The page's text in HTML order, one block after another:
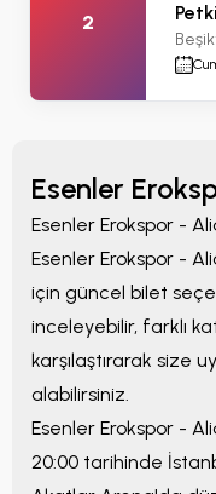
2
Esenler
Esenler Erokspor -
Esenler Erokspor -
için güncel bilet
inceleyebilir, farklı
karşılaştırarak size
alabilirsiniz.
Esenler Erokspor -
20:00 tarihinde